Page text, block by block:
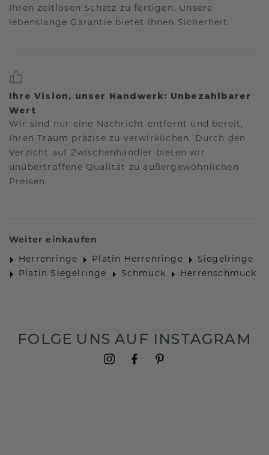
Ihren zeitlosen Schatz zu fertigen. Unsere
lebenslange Garantie bietet Ihnen Sicherheit.
Ihre Vision, unser Handwerk: Unbezahlbarer
Wert
Wir sind nur eine Nachricht entfernt und bereit,
Ihren Traum präzise zu verwirklichen. Durch den
Verzicht auf Zwischenhändler bieten wir
unübertroffene Qualität zu außergewöhnlichen
Preisen.
Weiter einkaufen
Herrenringe Platin Herrenringe
Siegelringe
Platin Siegelringe
Schmuck Herrenschmuck
FOLGE UNS AUF INSTAGRAM